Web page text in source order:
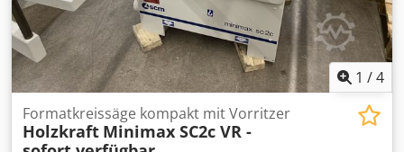
1 /4
Formatkreissäge kompakt mit Vorritzer
Holzkraft Minimax SC2c VR -